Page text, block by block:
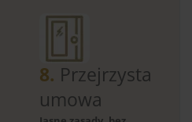
8. Przejrzysta
umowa